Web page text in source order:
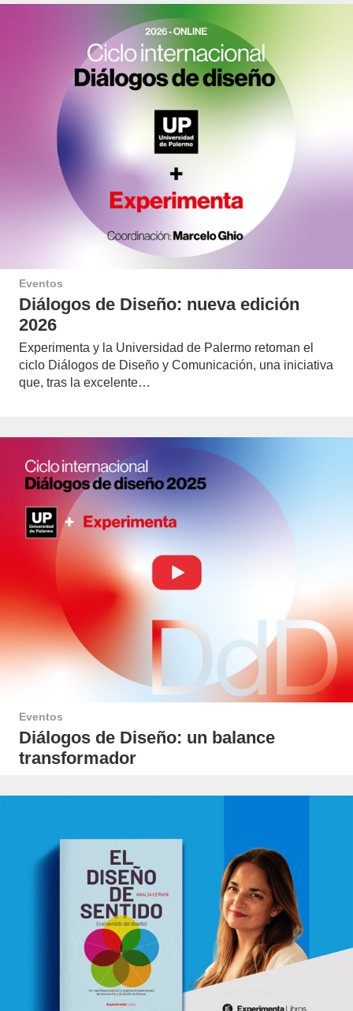
Eventos
Diálogos de Diseño: nueva edición
2026
Experimenta y la Universidad de Palermo retoman el
ciclo Diálogos de Diseño y Comunicación, una iniciativa
que, tras la excelente…
Eventos
Diálogos de Diseño: un balance
transformador